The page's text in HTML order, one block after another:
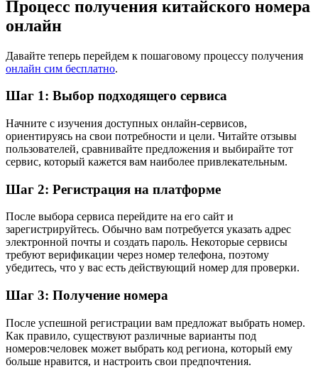
Процесс получения китайского номера
онлайн
Давайте теперь перейдем к пошаговому процессу получения
онлайн сим бесплатно.
Шаг 1: Выбор подходящего сервиса
Начните с изучения доступных онлайн-сервисов,
ориентируясь на свои потребности и цели. Читайте отзывы
пользователей, сравнивайте предложения и выбирайте тот
сервис, который кажется вам наиболее привлекательным.
Шаг 2: Регистрация на платформе
После выбора сервиса перейдите на его сайт и
зарегистрируйтесь. Обычно вам потребуется указать адрес
электронной почты и создать пароль. Некоторые сервисы
требуют верификации через номер телефона, поэтому
убедитесь, что у вас есть действующий номер для проверки.
Шаг 3: Получение номера
После успешной регистрации вам предложат выбрать номер.
Как правило, существуют различные варианты под
номеров:человек может выбрать код региона, который ему
больше нравится, и настроить свои предпочтения.